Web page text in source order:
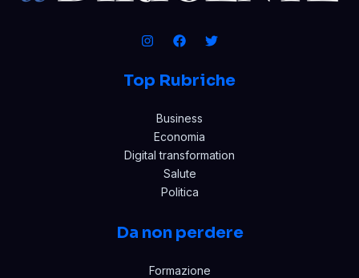
Top Rubriche
Business
Economia
Digital transformation
Salute
Politica
Da non perdere
Formazione